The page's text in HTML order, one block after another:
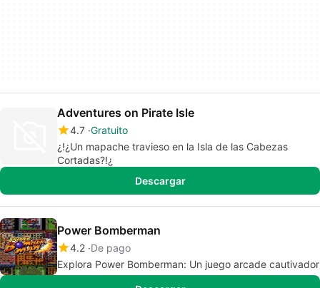
Adventures on Pirate Isle
4.7 Gratuito
¿!¿Un mapache travieso en la Isla de las Cabezas
Cortadas?!¿
Descargar
Power Bomberman
4.2 De pago
Explora Power Bomberman: Un juego arcade cautivador